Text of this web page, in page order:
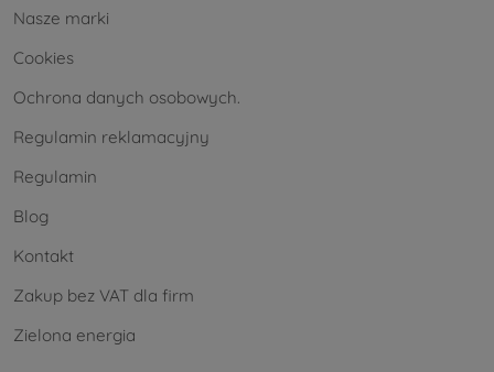
Nasze marki
Cookies
Ochrona danych osobowych.
Regulamin reklamacyjny
Regulamin
Blog
Kontakt
Zakup bez VAT dla firm
Zielona energia